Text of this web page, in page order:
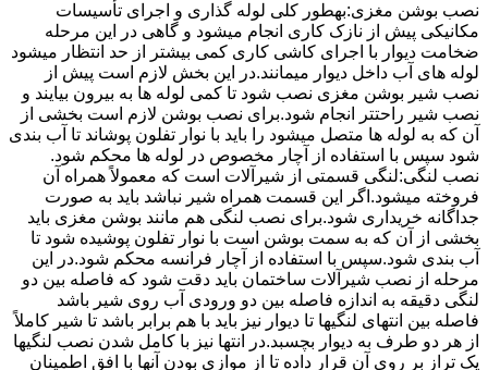
نصب بوشن مغزی:بهطور کلی لوله گذاری و اجرای تأسیسات
مکانیکی پیش از نازک کاری انجام میشود و گاهی در این مرحله
ضخامت دیوار با اجرای کاشی کاری کمی بیشتر از حد انتظار میشود
لوله های آب داخل دیوار میمانند.در این بخش لازم است پیش از
نصب شیر بوشن مغزی نصب شود تا کمی لوله ها به بیرون بیایند و
نصب شیر راحتتر انجام شود.برای نصب بوشن لازم است بخشی از
آن که به لوله ها متصل میشود را باید با نوار تفلون پوشاند تا آب بندی
شود سپس با استفاده از آچار مخصوص در لوله ها محکم شود.
نصب لنگی:لنگی قسمتی از شیرآلات است که معمولاً همراه آن
فروخته میشود.اگر این قسمت همراه شیر نباشد باید به صورت
جداگانه خریداری شود.برای نصب لنگی هم مانند بوشن مغزی باید
بخشی از آن که به سمت بوشن است با نوار تفلون پوشیده شود تا
آب بندی شود.سپس با استفاده از آچار فرانسه محکم شود.در این
مرحله از نصب شیرآلات ساختمان باید دقت شود که فاصله بین دو
لنگی دقیقه به اندازه فاصله بین دو ورودی آب روی شیر باشد
فاصله بین انتهای لنگیها تا دیوار نیز باید با هم برابر باشد تا شیر کاملاً
از هر دو طرف به دیوار بچسبد.در انتها نیز با کامل شدن نصب لنگیها
یک تراز بر روی آن قرار داده تا از موازی بودن آنها با افق اطمینان